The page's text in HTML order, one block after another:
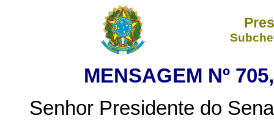
MENSAGEM Nº
Senhor Presidente do